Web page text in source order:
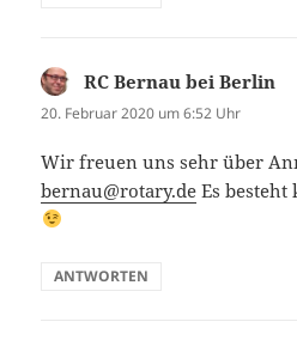
RC Bernau bei Berlin
20. Februar 2020 um 6:52 Uhr
Wir freuen uns sehr über
bernau@rotary.de Es
ANTWORTEN